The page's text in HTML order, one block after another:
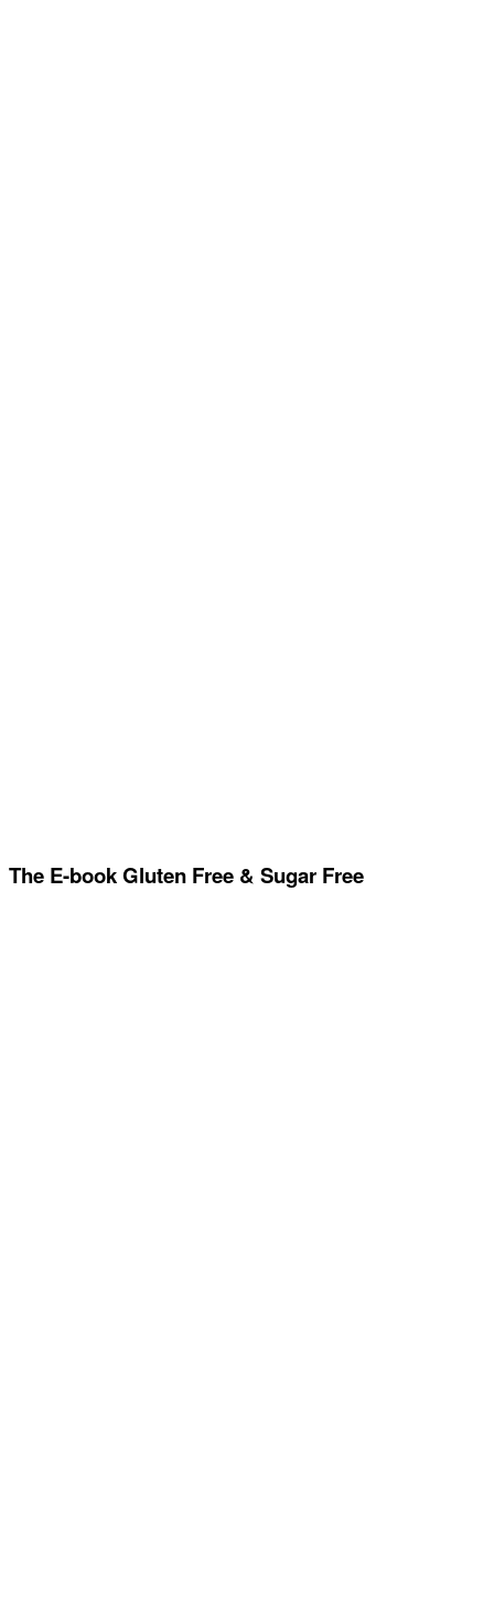
The E-book Gluten Free & Sugar Free